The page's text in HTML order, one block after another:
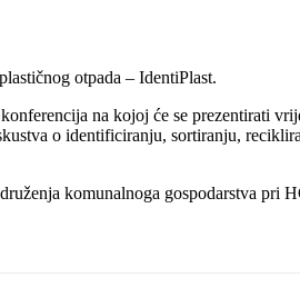
otpada – IdentiPlast.
na kojoj će se prezentirati
o identificiranju, sortiranju,
komunalnoga gospodarstva pri